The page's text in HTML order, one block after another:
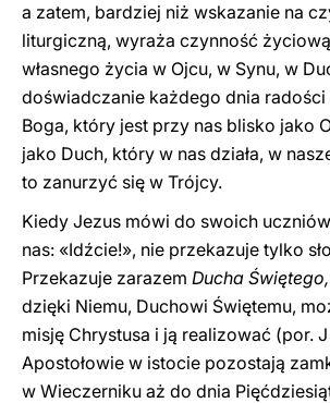
a zatem, bardziej niż wskazanie na
liturgiczną, wyraża czynność
własnego życia w Ojcu, w Synu, w
doświadczanie każdego dnia
Boga, który jest przy nas blisko jako
jako Duch, który w nas działa, w
to zanurzyć się w Trójcy.
Kiedy Jezus mówi do swoich
nas: «Idźcie!», nie przekazuje tylko
Przekazuje zarazem Ducha Świętego,
dzięki Niemu, Duchowi Świętemu,
misję Chrystusa i ją realizować (por.
Apostołowie w istocie pozostają
w Wieczerniku aż do dnia